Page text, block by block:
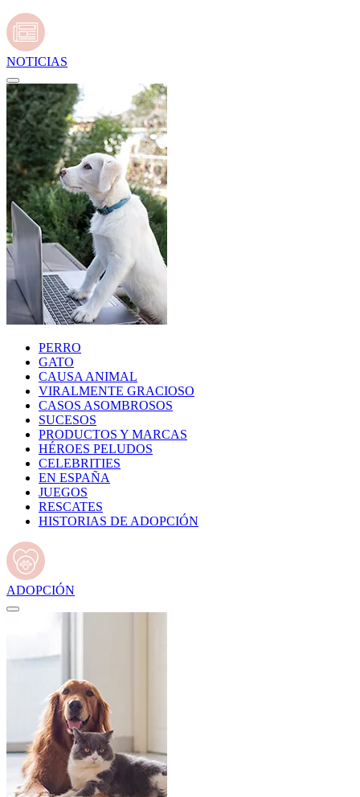
NOTICIAS
PERRO
GATO
CAUSA ANIMAL
VIRALMENTE GRACIOSO
CASOS ASOMBROSOS
SUCESOS
PRODUCTOS Y MARCAS
HÉROES PELUDOS
CELEBRITIES
EN ESPAÑA
JUEGOS
RESCATES
HISTORIAS DE ADOPCIÓN
ADOPCIÓN